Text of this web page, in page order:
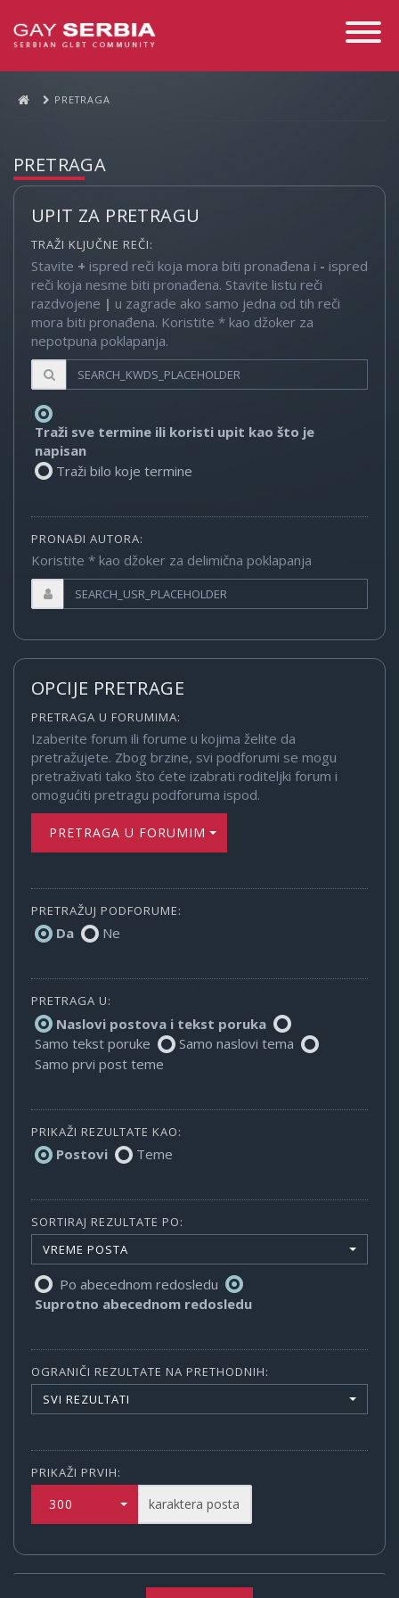
Toggle
PRETRAGA
PRETRAGA
UPIT ZA PRETRAGU
TRAŽI KLJUČNE REČI:
Stavite + ispred reči koja mora biti pronađena i - ispred
reči koja nesme biti pronađena. Stavite listu reči
razdvojene | u zagrade ako samo jedna od tih reči
mora biti pronađena. Koristite * kao džoker za
nepotpuna poklapanja.
Traži sve termine ili koristi upit kao što je
napisan
Traži bilo koje termine
PRONAĐI AUTORA:
Koristite * kao džoker za delimična poklapanja
OPCIJE PRETRAGE
PRETRAGA U FORUMIMA:
Izaberite forum ili forume u kojima želite da
pretražujete. Zbog brzine, svi podforumi se mogu
pretraživati tako što ćete izabrati roditeljki forum i
omogućiti pretragu podforuma ispod.
PRETRAGA U FORUMIMA
PRETRAŽUJ PODFORUME:
Da Ne
PRETRAGA U:
Naslovi postova i tekst poruka
Samo tekst poruke
Samo naslovi tema
Samo prvi post teme
PRIKAŽI REZULTATE KAO:
Postovi Teme
SORTIRAJ REZULTATE PO:
VREME POSTA
Po abecednom redosledu
Suprotno abecednom redosledu
OGRANIČI REZULTATE NA PRETHODNIH:
SVI REZULTATI
PRIKAŽI PRVIH:
300 karaktera posta